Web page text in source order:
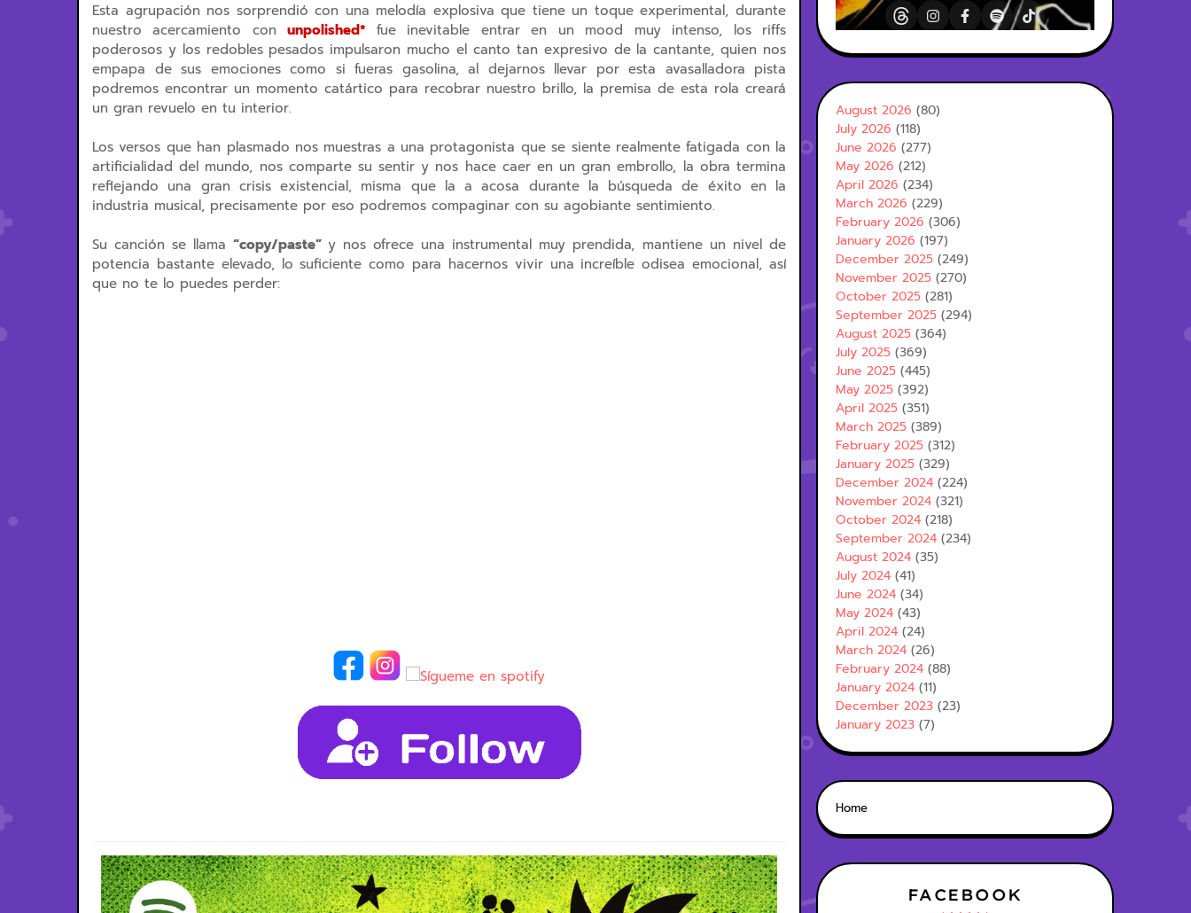
Esta agrupación nos sorprendió con una melodía explosiva que tiene un toque experimental, durante
nuestro acercamiento conunpolished* fue inevitable entrar en un mood muy intenso, los riffs
poderosos y los redobles pesados impulsaron mucho el canto tan expresivo de la cantante, quien nos
empapa de sus emociones como si fueras gasolina, al dejarnos llevar por esta avasalladora pista
podremos encontrar un momento catártico para recobrar nuestro brillo, la premisa de esta rola creará
un gran revuelo en tu interior.
Los versos que han plasmado nos muestras a una protagonista que se siente realmente fatigada con la
artificialidad del mundo, nos comparte su sentir y nos hace caer en un gran embrollo, la obra termina
reflejando una gran crisis existencial, misma que la a acosa durante la búsqueda de éxito en la
industria musical, precisamente por eso podremos compaginar con su agobiante sentimiento.
Su canción se llama “copy/paste” y nos ofrece una instrumental muy prendida, mantiene un nivel de
potencia bastante elevado, lo suficiente como para hacernos vivir una increíble odisea emocional, así
que no te lo puedes perder:
August 2026 (80)
July 2026 (118)
June 2026 (277)
May 2026 (212)
April 2026 (234)
March 2026 (229)
February 2026 (306)
January 2026 (197)
December 2025 (249)
November 2025 (270)
October 2025 (281)
September 2025 (294)
August 2025 (364)
July 2025 (369)
June 2025 (445)
May 2025 (392)
April 2025 (351)
March 2025 (389)
February 2025 (312)
January 2025 (329)
December 2024 (224)
November 2024 (321)
October 2024 (218)
September 2024 (234)
August 2024 (35)
July 2024 (41)
June 2024 (34)
May 2024 (43)
April 2024 (24)
March 2024 (26)
February 2024 (88)
January 2024 (11)
December 2023 (23)
January 2023 (7)
Home
FACEBOOK